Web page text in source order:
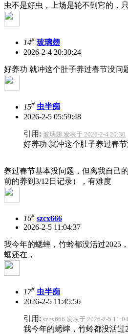
虫不是好虫，上场是轮不到它的，
14# 玻璃翅
2026-2-4 20:30:24
好养功 就冲这个肚子养过春节没问
15# 虫半痴
2026-2-5 05:59:48
引用: 玻璃翅 发表于 2026-2-4 20:30
好养功 就冲这个肚子养过春
养过春节基本没问题，但离我自己
前的养到3/12日记录），有难度
16# szcx666
2026-2-5 11:04:37
我今年的蟋蟀，竹蛉都没活过2025
蝈还在，
17# 虫半痴
2026-2-5 11:45:56
引用: szcx666 发表于 2026-2-5 11:04
我今年的蟋蟀，竹蛉都没活过